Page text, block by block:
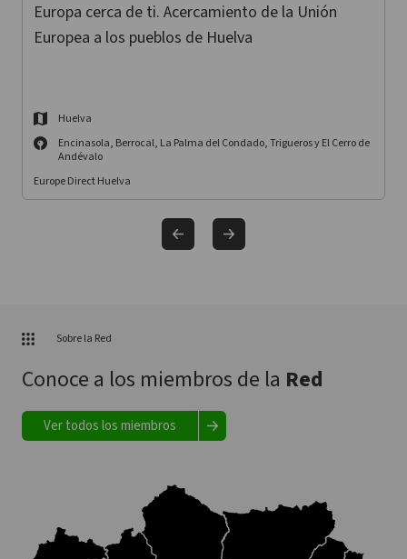
Europa cerca de ti. Acercamiento de la Unión
Europea a los pueblos de Huelva
Huelva
Encinasola, Berrocal, La Palma del Condado, Trigueros y El Cerro de
Andévalo
Europe Direct Huelva
Sobre la Red
Conoce a los miembros de la Red
Ver todos los miembros